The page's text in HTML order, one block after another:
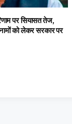
पर सियासत तेज,
को लेकर सरकार पर